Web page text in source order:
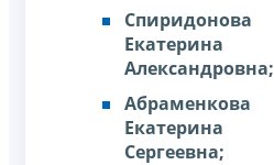
Спиридонова
Екатерина
Александровна;
Абраменкова
Екатерина
Сергеевна;